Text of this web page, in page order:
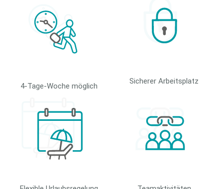
4-Tage-Woche möglich
Sicherer Arbeitsplatz